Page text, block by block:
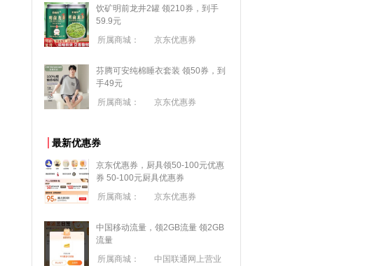
饮矿明前龙井2罐 领210券，到手
59.9元
所属商城：
京东优惠券
芬腾可安纯棉睡衣套装 领50券，到
手49元
所属商城：
京东优惠券
最新优惠券
京东优惠券，厨具领50-100元优惠
券 50-100元厨具优惠券
所属商城：
京东优惠券
中国移动流量，领2GB流量 领2GB
流量
所属商城：
中国联通网上营业